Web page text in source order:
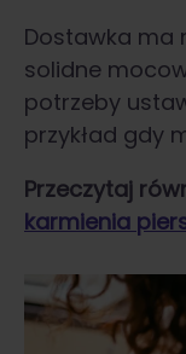
Dostawka ma
solidne
potrzeby
przykład gdy
Przeczytaj
karmienia